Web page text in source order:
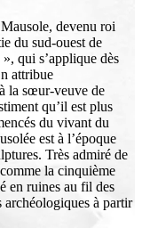
devenu roi
du sud-ouest de
qui s’applique dès
attribue
la sœur-veuve de
qu’il est plus
du vivant du
est à l’époque
Très admiré de
la cinquième
en ruines au fil des
archéologiques à partir